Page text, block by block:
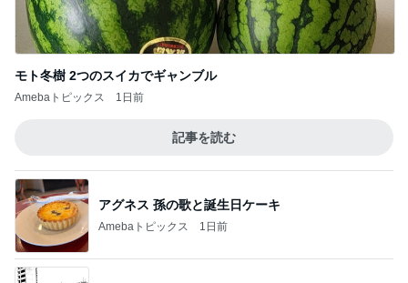
モト冬樹 2つのスイカでギャンブル
Amebaトピックス 1日前
記事を読む
アグネス 孫の歌と誕生日ケーキ
Amebaトピックス 1日前